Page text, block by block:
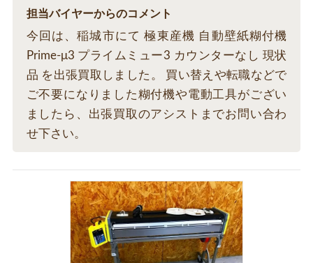
担当バイヤーからのコメント
今回は、稲城市にて 極東産機 自動壁紙糊付機
Prime-μ3 プライムミュー3 カウンターなし 現状
品 を出張買取しました。 買い替えや転職などで
ご不要になりました糊付機や電動工具がござい
ましたら、出張買取のアシストまでお問い合わ
せ下さい。